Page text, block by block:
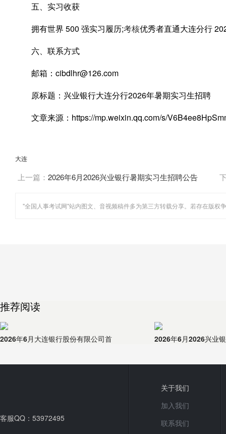
五、实习收获
拥有世界 500 强实习履历;考核优秀者直通大连分行
六、联系方式
邮箱：cibdlhr@126.com
原标题：兴业银行大连分行2026年暑期实习生招聘
文章来源：https://mp.weixin.qq.com/s/
大连
上一篇： 2026年6月2026兴业银行暑期实习生招聘公告
推荐阅读
2026年6月大连银行股份有限公司首 2026年6月2026兴业
客服QQ：53972495
关于我们
加入我们
联系我们